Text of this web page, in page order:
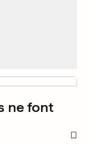
ne font